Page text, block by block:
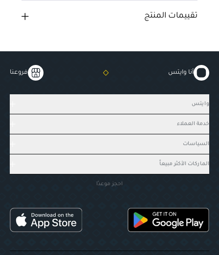
تقييمات المنتج
أنا وايتس فروعنا
وايتس
خدمة العملاء
السياسات
الماركات الأكثر مبيعاً
احجز موعدًا